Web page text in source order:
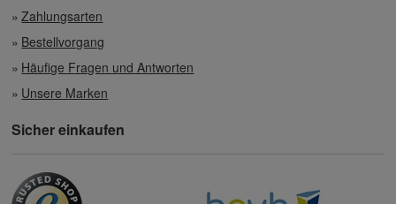
Zahlungsarten
Bestellvorgang
Häufige Fragen und Antworten
Unsere Marken
Sicher einkaufen